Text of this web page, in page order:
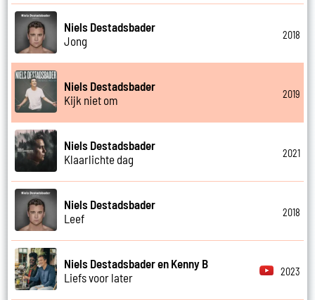
Niels Destadsbader
Jong
2018
Niels Destadsbader
Kijk niet om
2019
Niels Destadsbader
Klaarlichte dag
2021
Niels Destadsbader
Leef
2018
Niels Destadsbader en Kenny B
Liefs voor later
2023